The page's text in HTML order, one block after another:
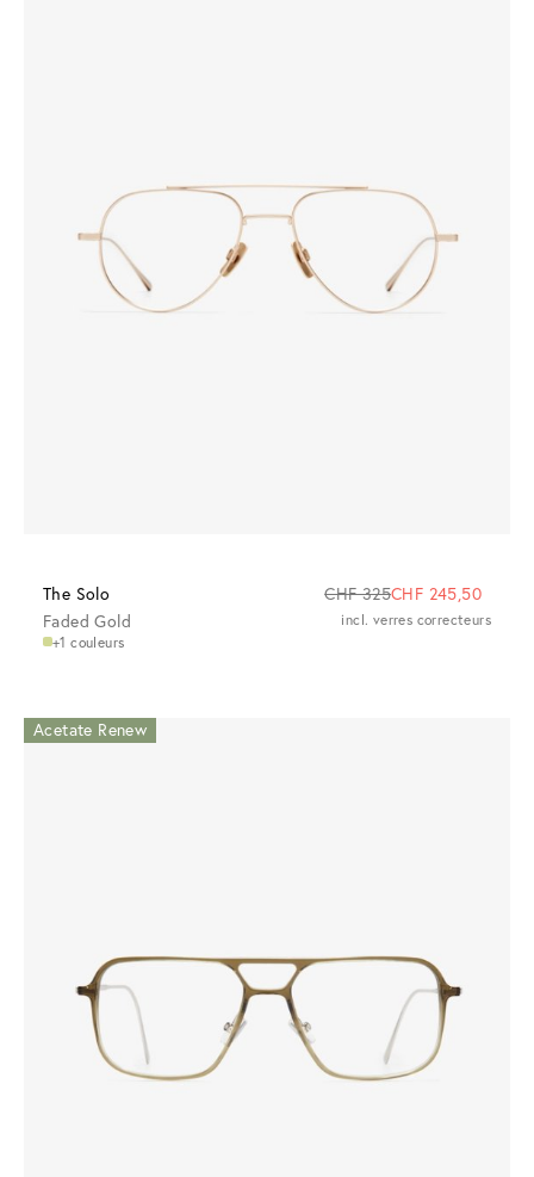
The Solo CHF 325CHF 245,50
Faded Gold
+1 couleurs
incl. verres correcteurs
Acetate Renew